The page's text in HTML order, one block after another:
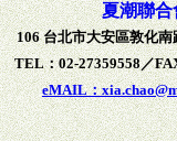
夏潮聯合
106 台北市大安區敦化
TEL：02-27359558／
eMAIL：